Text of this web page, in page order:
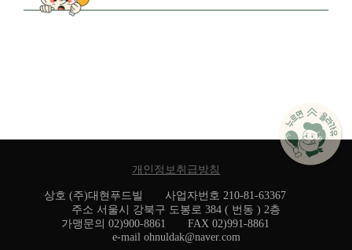
개인정보취급방침
상호 (주)대현푸드빌 사업자번호 210-81-63367
주소 서울시 강북구 도봉로 384 ( 번동 ) 2층
가맹문의 02)900-8861 FAX 02)991-8861
e-mail ohnuldak@naver.com